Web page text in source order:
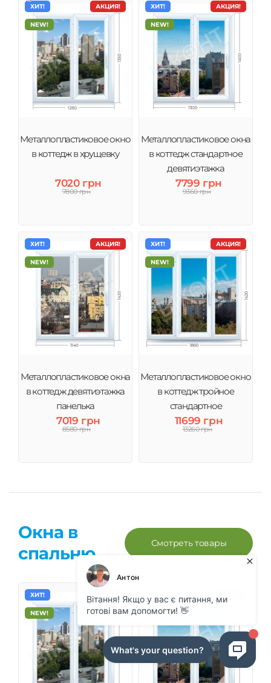
АКЦИЯ!
ХИТ!
NEW!
Металлопластиковое окно
в коттедж в хрущевку
7020 грн
7800 грн
АКЦИЯ!
ХИТ!
NEW!
Металлопластиковое окна
в коттедж стандартное
девятиэтажка
7799 грн
9360 грн
АКЦИЯ!
ХИТ!
NEW!
Металлопластиковое окна
в коттедж девятиэтажка
панелька
7019 грн
8580 грн
АКЦИЯ!
ХИТ!
NEW!
Металлопластиковое окно
в коттедж тройное
стандартное
11699 грн
13260 грн
Окна в
спальню
Смотреть товары
АКЦИЯ!
ХИТ!
NEW! NEW!